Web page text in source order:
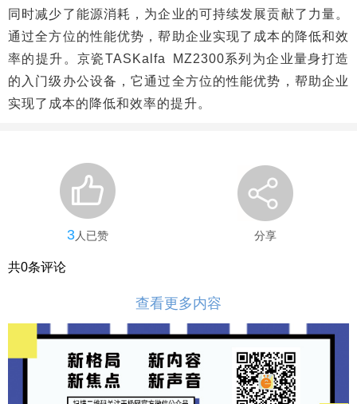
同时减少了能源消耗，为企业的可持续发展贡献了力量。
通过全方位的性能优势，帮助企业实现了成本的降低和效
率的提升。京瓷TASKalfa MZ2300系列为企业量身打造
的入门级办公设备，它通过全方位的性能优势，帮助企业
实现了成本的降低和效率的提升。
3人已赞 分享
共0条评论
查看更多内容